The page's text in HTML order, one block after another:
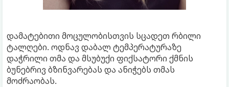
დამატებითი მოცულობისთვის სცადეთ რბილი
ტალღები. ოდნავ დაბალ ტემპერატურაზე
დაჭრილი თმა და მსუბუქი ფიქსატორი ქმნის
ბუნებრივ ბზინვარებას და ანიჭებს თმას
მოძრაობას.